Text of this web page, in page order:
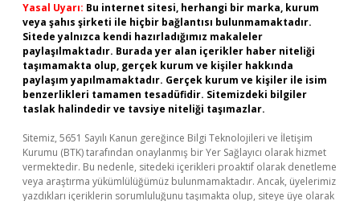
Yasal Uyarı: Bu internet sitesi, herhangi bir marka, kurum
veya şahıs şirketi ile hiçbir bağlantısı bulunmamaktadır.
Sitede yalnızca kendi hazırladığımız makaleler
paylaşılmaktadır. Burada yer alan içerikler haber niteliği
taşımamakta olup, gerçek kurum ve kişiler hakkında
paylaşım yapılmamaktadır. Gerçek kurum ve kişiler ile isim
benzerlikleri tamamen tesadüfidir. Sitemizdeki bilgiler
taslak halindedir ve tavsiye niteliği taşımazlar.
Sitemiz, 5651 Sayılı Kanun gereğince Bilgi Teknolojileri ve İletişim
Kurumu (BTK) tarafından onaylanmış bir Yer Sağlayıcı olarak hizmet
vermektedir. Bu nedenle, sitedeki içerikleri proaktif olarak denetleme
veya araştırma yükümlülüğümüz bulunmamaktadır. Ancak, üyelerimiz
yazdıkları içeriklerin sorumluluğunu taşımakta olup, siteye üye olarak